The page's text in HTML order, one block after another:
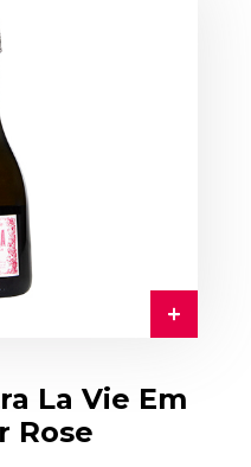
La Vie Em
Rose